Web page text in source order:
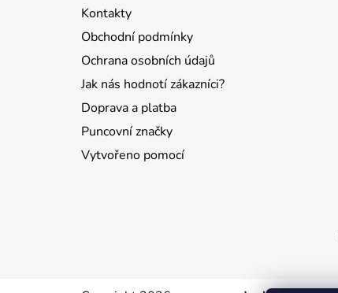
Kontakty
Obchodní podmínky
Ochrana osobních údajů
Jak nás hodnotí zákazníci?
Doprava a platba
Puncovní značky
Vytvořeno pomocí